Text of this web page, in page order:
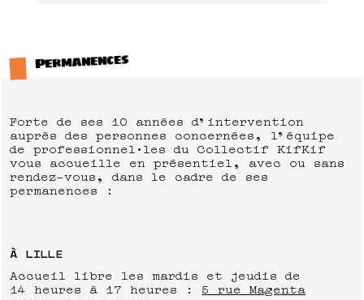
Permanences
Forte de ses 10 années d’intervention
auprès des personnes concernées, l’équipe
de professionnel·les du Collectif KifKif
vous accueille en présentiel, avec ou sans
rendez-vous, dans le cadre de ses
permanences :
À LILLE
Accueil libre les mardis et jeudis de
14 heures à 17 heures : 5 rue Magenta